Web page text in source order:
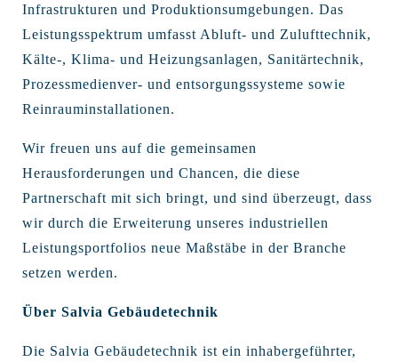
Infrastrukturen und Produktionsumgebungen. Das
Leistungsspektrum umfasst Abluft- und Zulufttechnik,
Kälte-, Klima- und Heizungsanlagen, Sanitärtechnik,
Prozessmedienver- und entsorgungssysteme sowie
Reinrauminstallationen.
Wir freuen uns auf die gemeinsamen
Herausforderungen und Chancen, die diese
Partnerschaft mit sich bringt, und sind überzeugt, dass
wir durch die Erweiterung unseres industriellen
Leistungsportfolios neue Maßstäbe in der Branche
setzen werden.
Über Salvia Gebäudetechnik
Die Salvia Gebäudetechnik ist ein inhabergeführter,